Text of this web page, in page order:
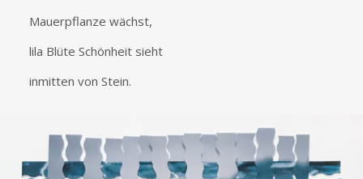
Mauerpflanze wächst,
lila Blüte Schönheit sieht
inmitten von Stein.